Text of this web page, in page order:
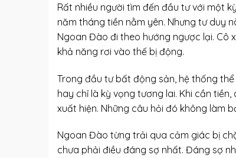
Rất nhiều người tìm đến đầu tư với một
năm tháng tiền nằm yên. Nhưng tư duy
Ngoan Đào đi theo hướng ngược lại. Cô
khả năng rơi vào thế bị động.
Trong đầu tư bất động sản, hệ thống
hay chỉ là kỳ vọng tương lai. Khi cần
xuất hiện. Những câu hỏi đó không làm
Ngoan Đào từng trải qua cảm giác bị
chưa phải điều đáng sợ nhất. Đáng sợ